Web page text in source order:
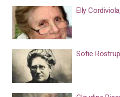
Elly
Sofie